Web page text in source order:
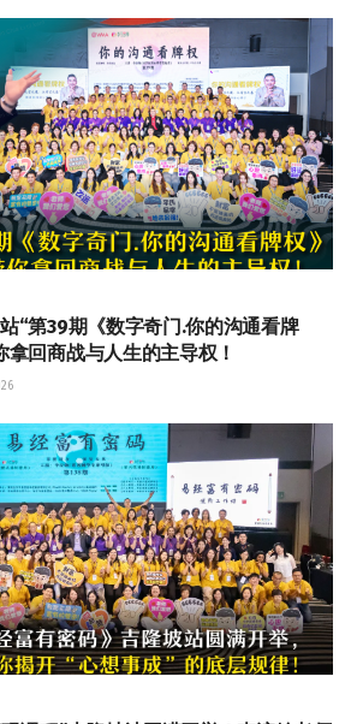
“第39期《数字奇门.你的沟通看牌
回商战与人生的主导权！